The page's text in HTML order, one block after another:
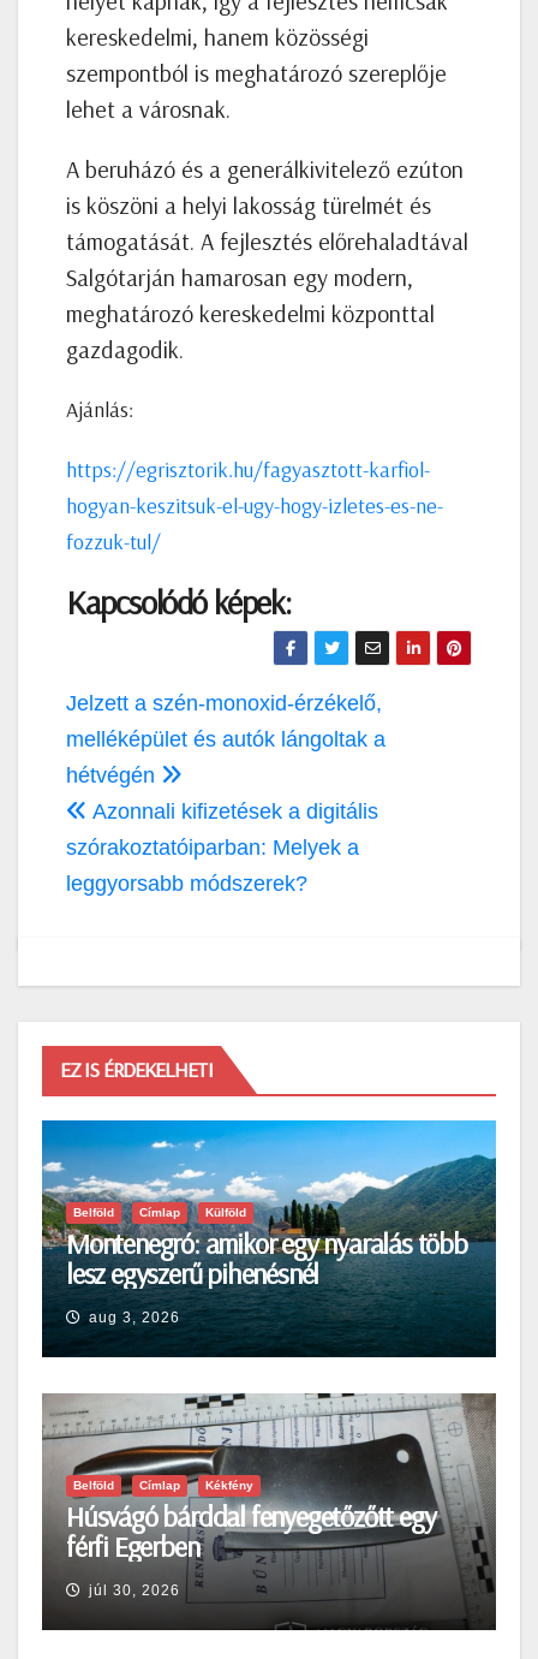
kereskedelmi, hanem közösségi
szempontból is meghatározó szereplője
lehet a városnak.
A beruházó és a generálkivitelező ezúton
is köszöni a helyi lakosság türelmét és
támogatását. A fejlesztés előrehaladtával
Salgótarján hamarosan egy modern,
meghatározó kereskedelmi központtal
gazdagodik.
Ajánlás:
https://egrisztorik.hu/fagyasztott-karfiol-
hogyan-keszitsuk-el-ugy-hogy-izletes-es-ne-
fozzuk-tul/
Kapcsolódó képek:
Bejegyzés
navigáció
Jelzett a szén-monoxid-érzékelő,
melléképület és autók lángoltak a
hétvégén
Azonnali kifizetések a digitális
szórakoztatóiparban: Melyek a
leggyorsabb módszerek?
EZ IS ÉRDEKELHETI
Belföld Címlap Külföld
Montenegró: amikor egy nyaralás több
lesz egyszerű pihenésnél
aug 3, 2026
Belföld Címlap Kékfény
Húsvágó bárddal fenyegetőzőtt egy
férfi Egerben
júl 30, 2026